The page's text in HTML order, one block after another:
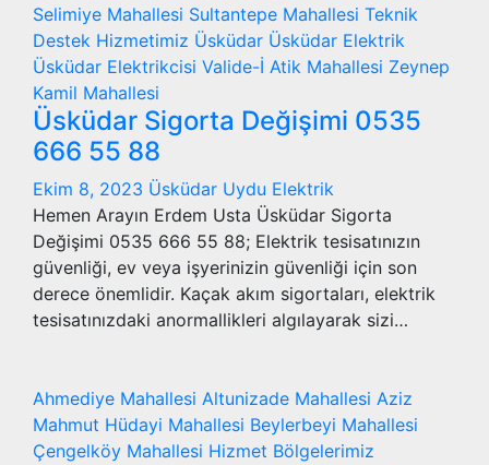
Selimiye Mahallesi Sultantepe Mahallesi Teknik
Destek Hizmetimiz Üsküdar Üsküdar Elektrik
Üsküdar Elektrikcisi Valide-İ Atik Mahallesi Zeynep
Kamil Mahallesi
Üsküdar Sigorta Değişimi 0535
666 55 88
Ekim 8, 2023 Üsküdar Uydu Elektrik
Hemen Arayın Erdem Usta Üsküdar Sigorta
Değişimi 0535 666 55 88; Elektrik tesisatınızın
güvenliği, ev veya işyerinizin güvenliği için son
derece önemlidir. Kaçak akım sigortaları, elektrik
tesisatınızdaki anormallikleri algılayarak sizi…
Ahmediye Mahallesi Altunizade Mahallesi Aziz
Mahmut Hüdayi Mahallesi Beylerbeyi Mahallesi
Çengelköy Mahallesi Hizmet Bölgelerimiz